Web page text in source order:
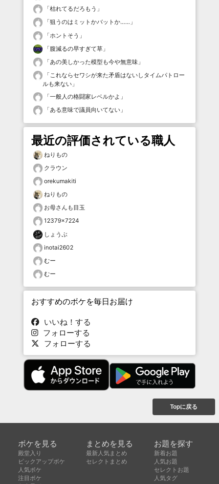
「枯れてるだろもう 」
「狙うのはミットかバットか…… 」
「ホントそう 」
「腹減るの早すぎて草 」
「あの美しかった模型も今や無意味 」
「これならセワシが来た矛盾はないしタイムパトロー
ルも来ない 」
「一般人の格闘家レベルかよ 」
「ある意味で議員向いてない 」
最近の評価されている職人
ねりもの
クラウン
orekumakiti
ねりもの
お母さんも目玉
12379×7224
しょうぶ
inotai2602
むー
むー
おすすめのボケを毎日お届け
いいね！する
フォローする
フォローする
Topに戻る
ボケを見る
殿堂入り
ピックアップボケ
人気ボケ
注目ボケ
まとめを見る
最新人気まとめ
セレクトまとめ
お題を探す
新着お題
人気お題
セレクトお題
人気タグ